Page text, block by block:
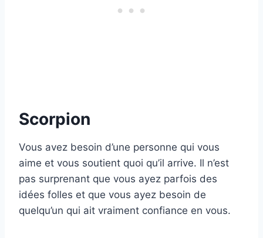
Scorpion
Vous avez besoin d’une personne qui vous
aime et vous soutient quoi qu’il arrive. Il n’est
pas surprenant que vous ayez parfois des
idées folles et que vous ayez besoin de
quelqu’un qui ait vraiment confiance en vous.